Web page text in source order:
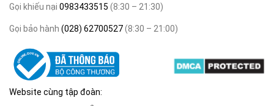
Gọi khiếu nại 0983433515 (8:30 – 21:30)
Gọi bảo hành (028) 62700527(8:30 – 21:00)
Website cùng tập đoàn: